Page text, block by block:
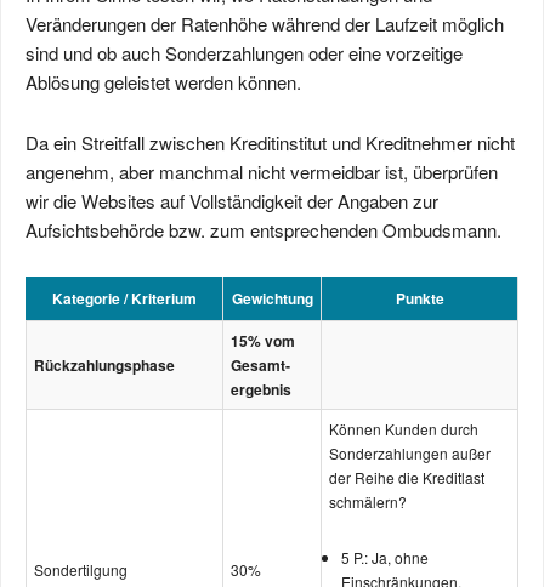
Veränderungen der Ratenhöhe während der Laufzeit möglich
sind und ob auch Sonderzahlungen oder eine vorzeitige
Ablösung geleistet werden können.
Da ein Streitfall zwischen Kreditinstitut und Kreditnehmer nicht
angenehm, aber manchmal nicht vermeidbar ist, überprüfen
wir die Websites auf Vollständigkeit der Angaben zur
Aufsichtsbehörde bzw. zum entsprechenden Ombudsmann.
Kategorie / Kriterium Gewichtung Punkte
Rück­zahlungs­phase
15% vom
Gesamt­
ergebnis
Sonder­tilgung 30%
Können Kunden durch
Sonderzahlungen außer
der Reihe die Kreditlast
schmälern?
5 P.: Ja, ohne
Einschränkungen.